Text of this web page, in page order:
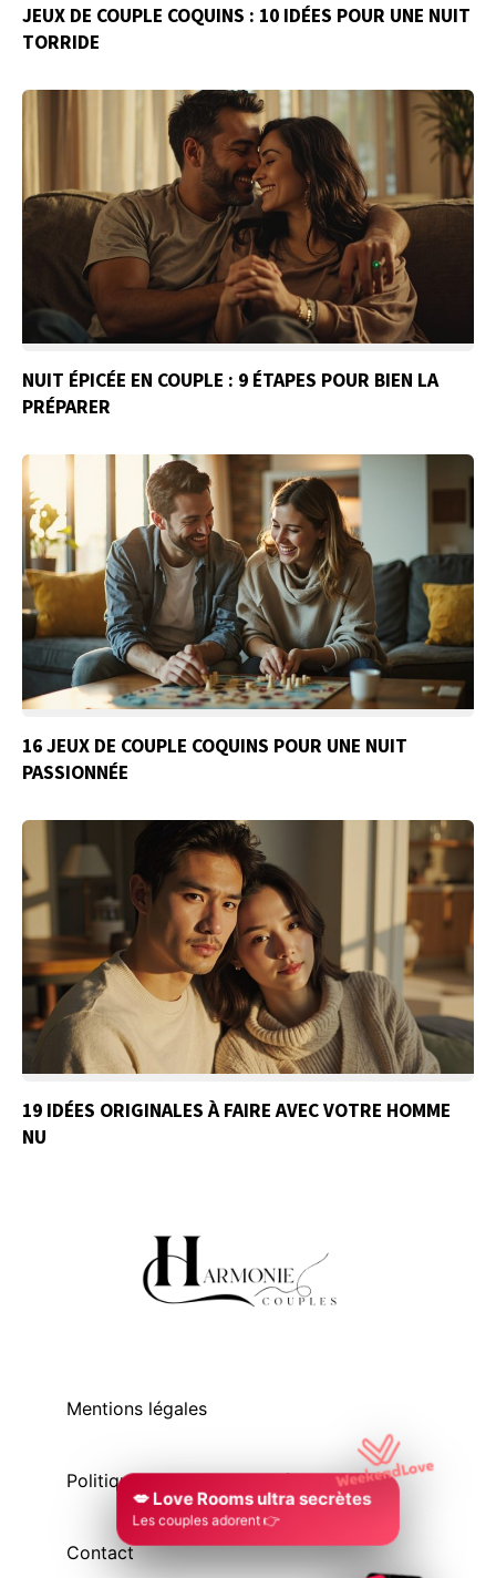
JEUX DE COUPLE COQUINS : 10 IDÉES POUR UNE NUIT
TORRIDE
NUIT ÉPICÉE EN COUPLE : 9 ÉTAPES POUR BIEN LA
PRÉPARER
16 JEUX DE COUPLE COQUINS POUR UNE NUIT
PASSIONNÉE
19 IDÉES ORIGINALES À FAIRE AVEC VOTRE HOMME
NU
Mentions légales
Politique de confidentialité
Contact
💋 Love Rooms ultra secrètes
Les couples adorent 👉